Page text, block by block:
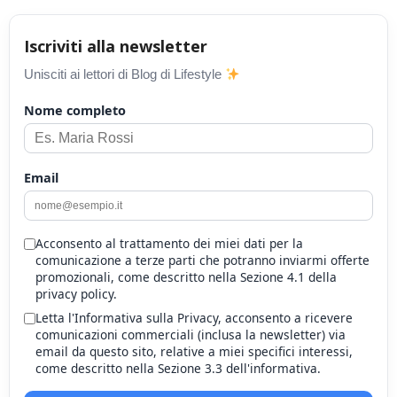
Iscriviti alla newsletter
Unisciti ai lettori di Blog di Lifestyle
Nome completo
Email
Acconsento al trattamento dei miei dati per la
comunicazione a terze parti che potranno inviarmi offerte
promozionali, come descritto nella Sezione 4.1 della
privacy policy.
Letta l'Informativa sulla Privacy, acconsento a ricevere
comunicazioni commerciali (inclusa la newsletter) via
email da questo sito, relative a miei specifici interessi,
come descritto nella Sezione 3.3 dell'informativa.